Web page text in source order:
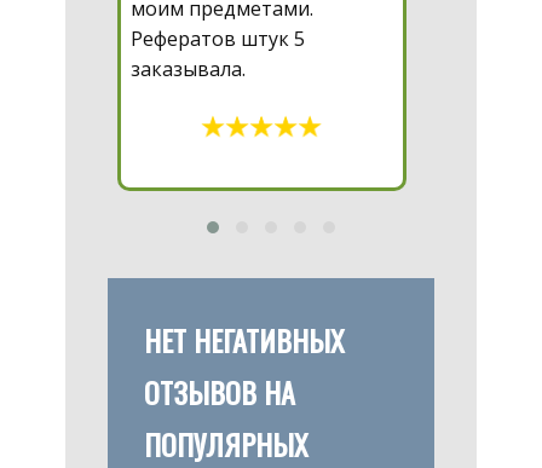
моим предметами.
Рефератов штук 5
заказывала.
НЕТ НЕГАТИВНЫХ
ОТЗЫВОВ НА
ПОПУЛЯРНЫХ